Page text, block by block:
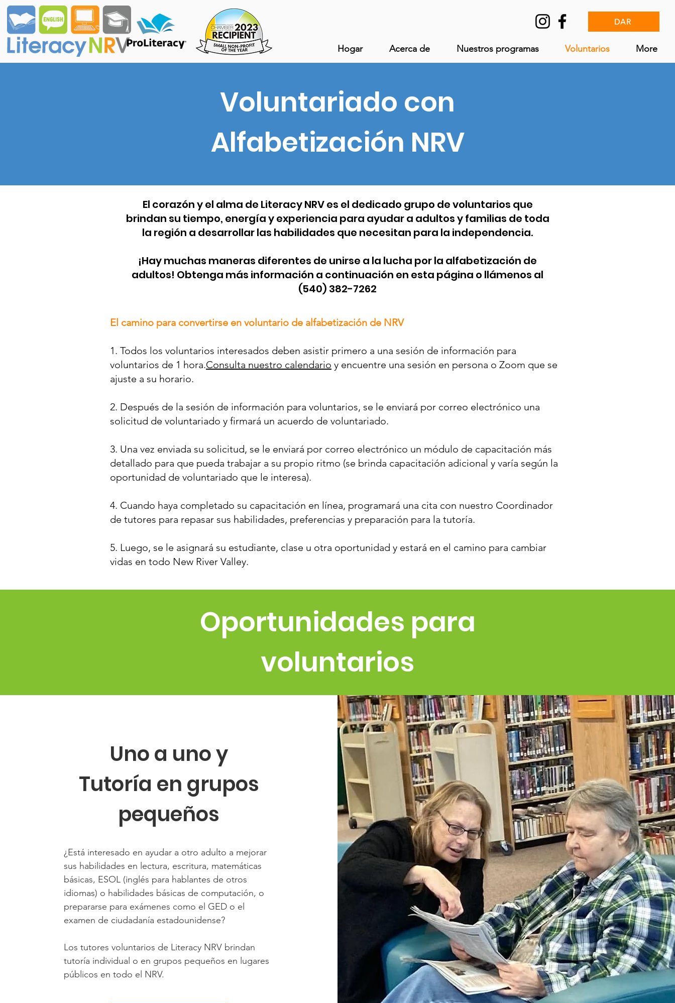
DAR
Hogar Acerca de Nuestros programas Voluntarios More
Voluntariado con
Alfabetización NRV
El corazón y el alma de Literacy NRV es el dedicado grupo de voluntarios que
brindan su tiempo, energía y experiencia para ayudar a adultos y familias de toda
la región a desarrollar las habilidades que necesitan para la independencia.
¡Hay muchas maneras diferentes de unirse a la lucha por la alfabetización de
adultos! Obtenga más información a continuación en esta página o llámenos al
(540) 382-7262
El camino para convertirse en voluntario de alfabetización de NRV
1. Todos los voluntarios interesados deben asistir primero a una sesión de información para
voluntarios de 1 hora.Consulta nuestro calendario y encuentre una sesión en persona o Zoom que se
ajuste a su horario.
2. Después de la sesión de información para voluntarios, se le enviará por correo electrónico una
solicitud de voluntariado y firmará un acuerdo de voluntariado.
3. Una vez enviada su solicitud, se le enviará por correo electrónico un módulo de capacitación más
detallado para que pueda trabajar a su propio ritmo (se brinda capacitación adicional y varía según la
oportunidad de voluntariado que le interesa).
4. Cuando haya completado su capacitación en línea, programará una cita con nuestro Coordinador
de tutores para repasar sus habilidades, preferencias y preparación para la tutoría.
5. Luego, se le asignará su estudiante, clase u otra oportunidad y estará en el camino para cambiar
vidas en todo New River Valley.
Oportunidades para
voluntarios
Uno a uno y
Tutoría en grupos
pequeños
¿Está interesado en ayudar a otro adulto a mejorar
sus habilidades en lectura, escritura, matemáticas
básicas, ESOL (inglés para hablantes de otros
idiomas) o habilidades básicas de computación, o
prepararse para exámenes como el GED o el
examen de ciudadanía estadounidense?
Los tutores voluntarios de Literacy NRV brindan
tutoría individual o en grupos pequeños en lugares
públicos en todo el NRV.